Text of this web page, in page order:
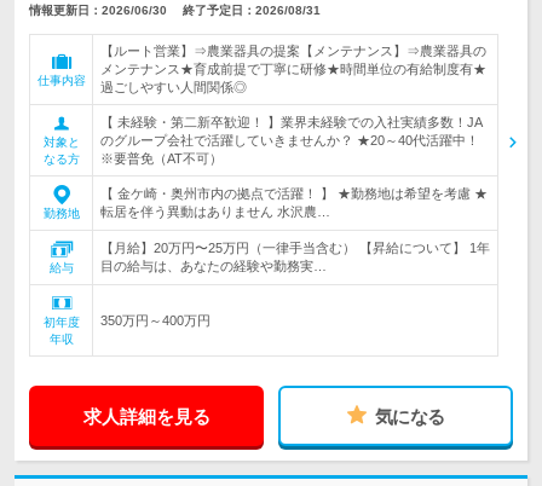
情報更新日：2026/06/30 終了予定日：2026/08/31
仕事内容
【ルート営業】⇒農業器具の提案【メンテナンス】⇒農業器具の
メンテナンス★育成前提で丁寧に研修★時間単位の有給制度有★
過ごしやすい人間関係◎
対象と
なる方
【 未経験・第二新卒歓迎！ 】業界未経験での入社実績多数！JA
のグループ会社で活躍していきませんか？ ★20～40代活躍中！
※要普免（AT不可）
勤務地
【 金ケ崎・奥州市内の拠点で活躍！ 】 ★勤務地は希望を考慮 ★
転居を伴う異動はありません 水沢農…
給与
【月給】20万円〜25万円（一律手当含む） 【昇給について】 1年
目の給与は、あなたの経験や勤務実…
初年度
年収
350万円～400万円
求人詳細を見る 気になる